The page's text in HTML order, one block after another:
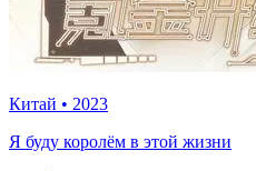
Китай • 2023
Я буду королём в этой жизни